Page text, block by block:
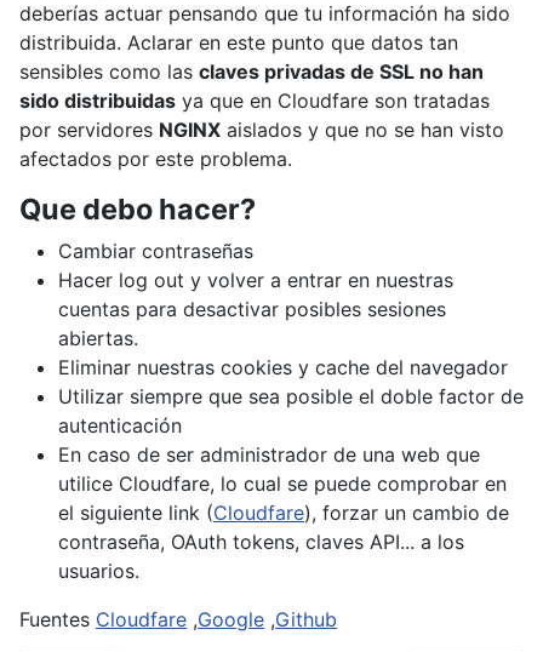
deberías actuar pensando que tu información ha sido
distribuida. Aclarar en este punto que datos tan
sensibles como las claves privadas de SSL no han
sido distribuidas ya que en Cloudfare son tratadas
por servidores NGINX aislados y que no se han visto
afectados por este problema.
Que debo hacer?
Cambiar contraseñas
Hacer log out y volver a entrar en nuestras
cuentas para desactivar posibles sesiones
abiertas.
Eliminar nuestras cookies y cache del navegador
Utilizar siempre que sea posible el doble factor de
autenticación
En caso de ser administrador de una web que
utilice Cloudfare, lo cual se puede comprobar en
el siguiente link (Cloudfare), forzar un cambio de
contraseña, OAuth tokens, claves API... a los
usuarios.
Fuentes Cloudfare ,Google ,Github